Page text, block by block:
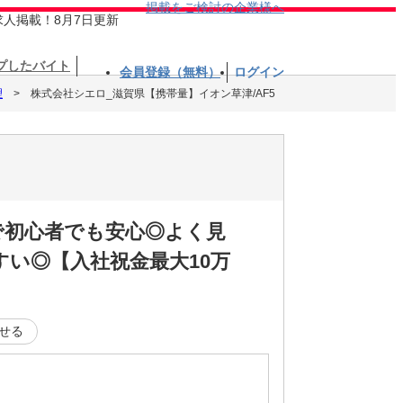
人掲載！8月7日更新
掲載をご検討の企業様へ
したバイト 会員登録（無料） ログイン
株式会社シエロ_滋賀県【携帯量】イオン草津/AF5
初心者でも安心◎よく見
い◎【入社祝金最大10万
る